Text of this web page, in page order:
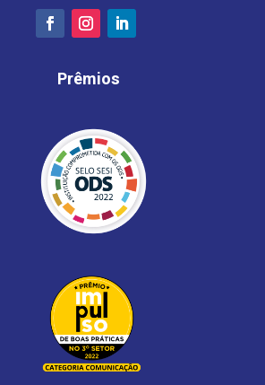
Prêmios